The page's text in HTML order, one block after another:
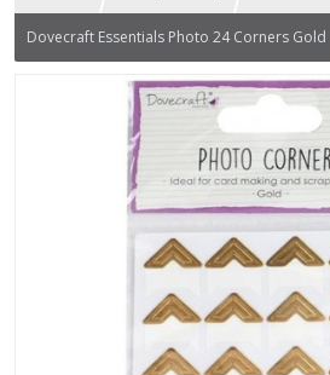
Dovecraft Essentials Photo 24 Corners Gold